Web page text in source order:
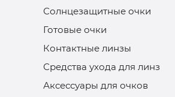
Солнцезащитные очки
Готовые очки
Контактные линзы
Средства ухода для линз
Аксессуары для очков